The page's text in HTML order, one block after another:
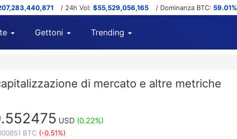
/ 24h Vol: $55,529,056,165 / Dominanza BTC: 59.01%
Gettoni Trending
di mercato e altre metriche
USD (0.22%)
BTC (-0.51%)